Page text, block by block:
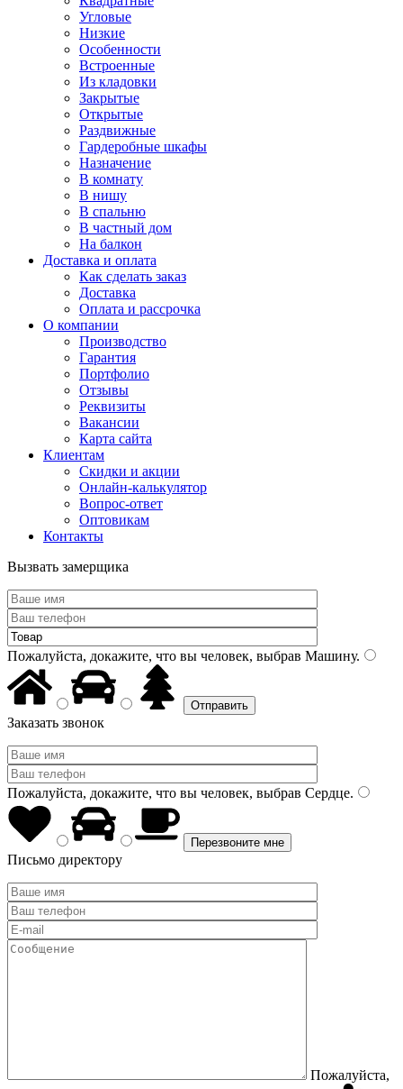
Угловые
Низкие
Особенности
Встроенные
Из кладовки
Закрытые
Открытые
Раздвижные
Гардеробные шкафы
Назначение
В комнату
В нишу
В спальню
В частный дом
На балкон
Доставка и оплата
Как сделать заказ
Доставка
Оплата и рассрочка
О компании
Производство
Гарантия
Портфолио
Отзывы
Реквизиты
Вакансии
Карта сайта
Клиентам
Скидки и акции
Онлайн-калькулятор
Вопрос-ответ
Оптовикам
Контакты
Вызвать замерщика
Пожалуйста, докажите, что вы человек, выбрав Машину.
Заказать звонок
Пожалуйста, докажите, что вы человек, выбрав Сердце.
Письмо директору
Пожалуйста,